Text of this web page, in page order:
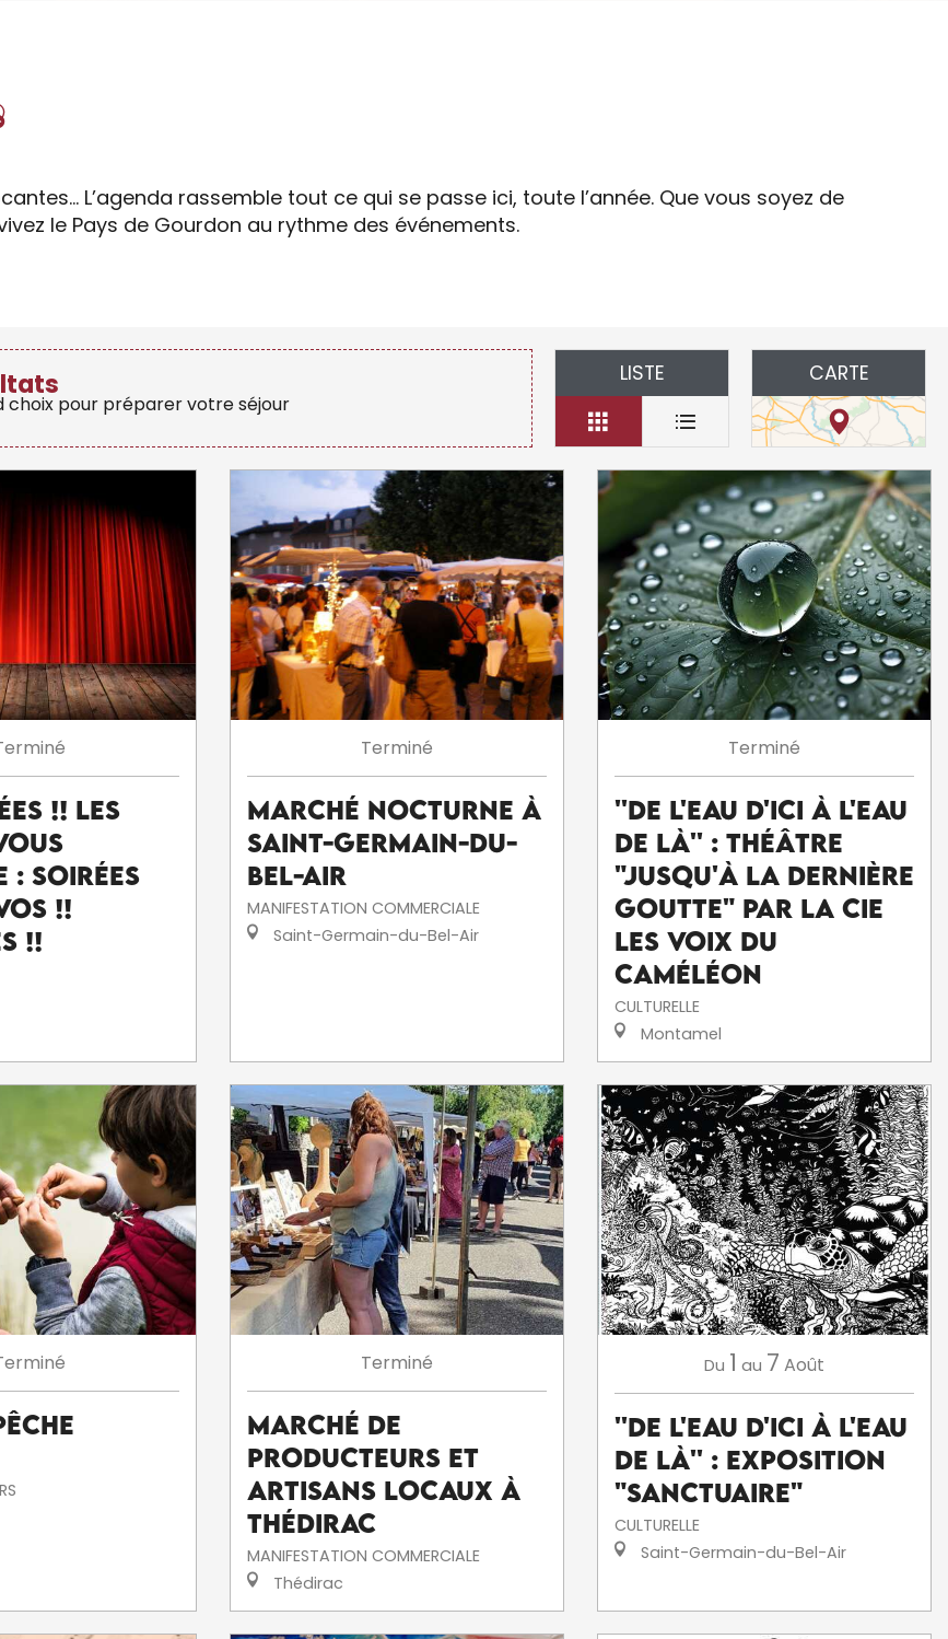
aux favoris
L’agenda rassemble tout ce qui se passe ici, toute l’année. Que vous soyez de
le Pays de Gourdon au rythme des événements.
choix pour préparer votre séjour
LISTE CARTE
!! Les
: Soirées
!!
!!
Terminé
Marché nocturne à
Saint-Germain-du-
Bel-Air
MANIFESTATION COMMERCIALE
Saint-Germain-du-Bel-Air
Terminé
''De l'eau d'ici à l'eau
de là'' : théâtre
"Jusqu'à la dernière
goutte" par la Cie
Les voix du
caméléon
CULTURELLE
Montamel
Terminé
Marché de
producteurs et
artisans locaux à
Thédirac
MANIFESTATION COMMERCIALE
Thédirac
Du 1 au 7 Août
''De l'eau d'ici à l'eau
de là'' : exposition
"Sanctuaire"
CULTURELLE
Saint-Germain-du-Bel-Air